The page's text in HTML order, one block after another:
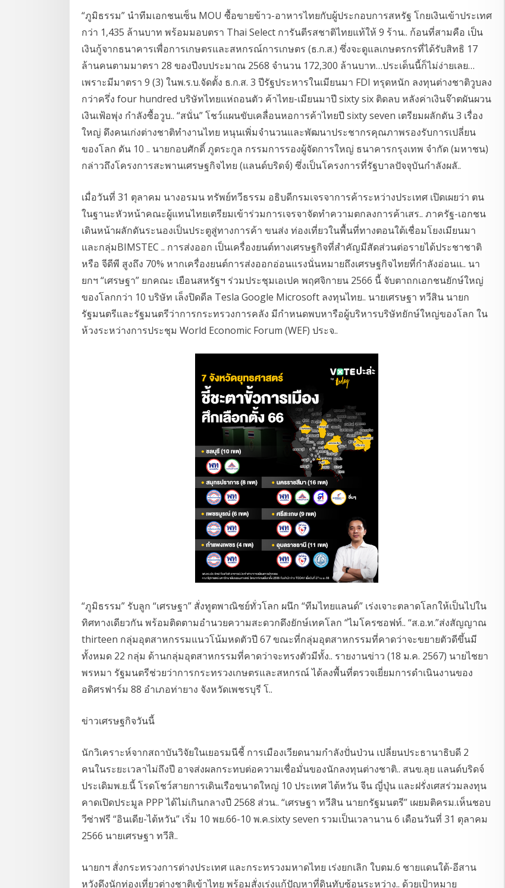
“ภูมิธรรม” นำทีมเอกชนเซ็น MOU ซื้อขายข้าว-อาหารไทยกับผู้ประกอบการสหรัฐ โกยเงินเข้าประเทศ
กว่า 1,435 ล้านบาท พร้อมมอบตรา Thai Select การันตีรสชาติไทยแท้ให้ 9 ร้าน.. ก้อนที่สามคือ เป็น
เงินกู้จากธนาคารเพื่อการเกษตรและสหกรณ์การเกษตร (ธ.ก.ส.) ซึ่งจะดูแลเกษตรกรที่ได้รับสิทธิ 17
ล้านคนตามมาตรา 28 ของปีงบประมาณ 2568 จำนวน 172,300 ล้านบาท…ประเด็นนี้ก็ไม่ง่ายเลย…
เพราะมีมาตรา 9 (3) ในพ.ร.บ.จัดตั้ง ธ.ก.ส. 3 ปีรัฐประหารในเมียนมา FDI ทรุดหนัก ลงทุนต่างชาติวูบลง
กว่าครึ่ง four hundred บริษัทไทยแห่ถอนตัว ค้าไทย-เมียนมาปี sixty six ติดลบ หลังค่าเงินจ๊าตผันผวน
เงินเฟ้อพุ่ง กำลังซื้อวูบ.. “สนั่น” โชว์แผนขับเคลื่อนหอการค้าไทยปี sixty seven เตรียมผลักดัน 3 เรื่อง
ใหญ่ ดึงคนเก่งต่างชาติทำงานไทย หนุนเพิ่มจำนวนและพัฒนาประชากรคุณภาพรองรับการเปลี่ยน
ของโลก ดัน 10 .. นายกอบศักดิ์ ภูตระกูล กรรมการรองผู้จัดการใหญ่ ธนาคารกรุงเทพ จำกัด (มหาชน)
กล่าวถึงโครงการสะพานเศรษฐกิจไทย (แลนด์บริดจ์) ซึ่งเป็นโครงการที่รัฐบาลปัจจุบันกำลังผลั..
เมื่อวันที่ 31 ตุลาคม นางอรมน ทรัพย์ทวีธรรม อธิบดีกรมเจรจาการค้าระหว่างประเทศ เปิดเผยว่า ตน
ในฐานะหัวหน้าคณะผู้แทนไทยเตรียมเข้าร่วมการเจรจาจัดทำความตกลงการค้าเสร.. ภาครัฐ-เอกชน
เดินหน้าผลักดันระนองเป็นประตูสู่ทางการค้า ขนส่ง ท่องเที่ยวในพื้นที่ทางตอนใต้เชื่อมโยงเมียนมา
และกลุ่มBIMSTEC .. การส่งออก เป็นเครื่องยนต์ทางเศรษฐกิจที่สำคัญมีสัดส่วนต่อรายได้ประชาชาติ
หรือ จีดีพี สูงถึง 70% หากเครื่องยนต์การส่งออกอ่อนแรงนั่นหมายถึงเศรษฐกิจไทยที่กำลังอ่อนแ.. นา
ยกฯ “เศรษฐา” ยกคณะ เยือนสหรัฐฯ ร่วมประชุมเอเปค พฤศจิกายน 2566 นี้ จับตาถกเอกชนยักษ์ใหญ่
ของโลกกว่า 10 บริษัท เล็งปิดดีล Tesla Google Microsoft ลงทุนไทย.. นายเศรษฐา ทวีสิน นายก
รัฐมนตรีและรัฐมนตรีว่าการกระทรวงการคลัง มีกำหนดพบหารือผู้บริหารบริษัทยักษ์ใหญ่ของโลก ใน
ห้วงระหว่างการประชุม World Economic Forum (WEF) ประจ..
“ภูมิธรรม” รับลูก “เศรษฐา” สั่งทูตพาณิชย์ทั่วโลก ผนึก “ทีมไทยแลนด์” เร่งเจาะตลาดโลกให้เป็นไปใน
ทิศทางเดียวกัน พร้อมติดตามอำนวยความสะดวกดึงยักษ์เทคโลก “ไมโครซอฟท์.. “ส.อ.ท.”ส่งสัญญาณ
thirteen กลุ่มอุตสาหกรรมแนวโน้มหดตัวปี 67 ขณะที่กลุ่มอุตสาหกรรมที่คาดว่าจะขยายตัวดีขึ้นมี
ทั้งหมด 22 กลุ่ม ด้านกลุ่มอุตสาหกรรมที่คาดว่าจะทรงตัวมีทั้ง.. รายงานข่าว (18 ม.ค. 2567) นายไชยา
พรหมา รัฐมนตรีช่วยว่าการกระทรวงเกษตรและสหกรณ์ ได้ลงพื้นที่ตรวจเยี่ยมการดำเนินงานของ
อดิศรฟาร์ม 88 อำเภอท่ายาง จังหวัดเพชรบุรี โ..
ข่าวเศรษฐกิจวันนี้
นักวิเคราะห์จากสถาบันวิจัยในเยอรมนีชี้ การเมืองเวียดนามกำลังปั่นป่วน เปลี่ยนประธานาธิบดี 2
คนในระยะเวลาไม่ถึงปี อาจส่งผลกระทบต่อความเชื่อมั่นของนักลงทุนต่างชาติ.. สนข.ลุย แลนด์บริดจ์
ประเดิมพ.ย.นี้ โรดโชว์สายการเดินเรือขนาดใหญ่ 10 ประเทศ ไต้หวัน จีน ญี่ปุ่น และฝรั่งเศสร่วมลงทุน
คาดเปิดประมูล PPP ได้ไม่เกินกลางปี 2568 ส่วน.. “เศรษฐา ทวีสิน นายกรัฐมนตรี” เผยมติครม.เห็นชอบ
วีซ่าฟรี “อินเดีย-ไต้หวัน” เริ่ม 10 พย.66-10 พ.ค.sixty seven รวมเป็นเวลานาน 6 เดือนวันที่ 31 ตุลาคม
2566 นายเศรษฐา ทวีสิ..
นายกฯ สั่งกระทรวงการต่างประเทศ และกระทรวงมหาดไทย เร่งยกเลิก ใบตม.6 ชายแดนใต้-อีสาน
หวังดึงนักท่องเที่ยวต่างชาติเข้าไทย พร้อมสั่งเร่งแก้ปัญหาที่ดินทับซ้อนระหว่าง.. ด้วยเป้าหมาย